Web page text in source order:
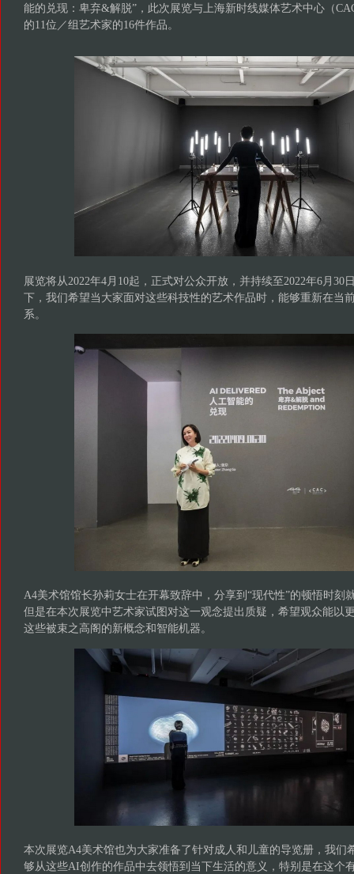
能的兑现：卑弃&解脱”，此次展览与上海新时线媒体艺术中心（
的11位／组艺术家的16件作品。
展览将从2022年4月10起，正式对公众开放，并持续至2022年6月30
下，我们希望当大家面对这些科技性的艺术作品时，能够重新在当
系。
A4美术馆馆长孙莉女士在开幕致辞中，分享到“现代性”的顿悟时刻
但是在本次展览中艺术家试图对这一观念提出质疑，希望观众能以
这些被束之高阁的新概念和智能机器。
本次展览A4美术馆也为大家准备了针对成人和儿童的导览册，我们
够从这些AI创作的作品中去领悟到当下生活的意义，特别是在这个